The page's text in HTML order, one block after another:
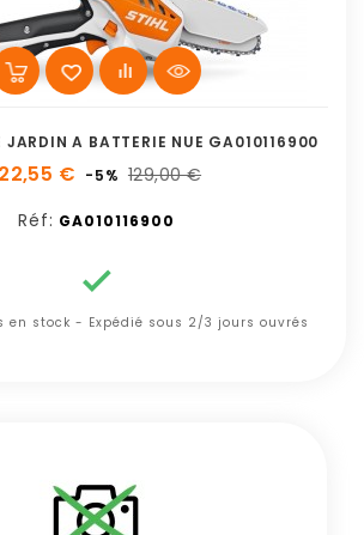
JARDIN A BATTERIE NUE GA010116900
€ -5% 129,00 €
Réf: GA010116900

en stock - Expédié sous 2/3 jours ouvrés